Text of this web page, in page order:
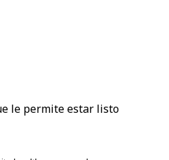
le permite estar listo